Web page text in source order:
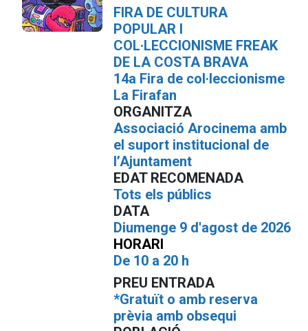
FIRA DE CULTURA
POPULAR I
COL·LECCIONISME FREAK
DE LA COSTA BRAVA
14a Fira de col·leccionisme
La Firafan
ORGANITZA
Associació Arocinema amb
el suport institucional de
l’Ajuntament
EDAT RECOMENADA
Tots els públics
DATA
Diumenge 9 d'agost de 2026
HORARI
De 10 a 20 h
PREU ENTRADA
*Gratuït o amb reserva
prèvia amb obsequi